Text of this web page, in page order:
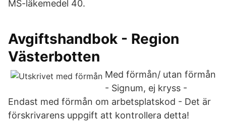
MS-läkemedel 40.
Avgiftshandbok - Region
Västerbotten
Med förmån/ utan förmån
- Signum, ej kryss -
Endast med förmån om arbetsplatskod - Det är
förskrivarens uppgift att kontrollera detta!